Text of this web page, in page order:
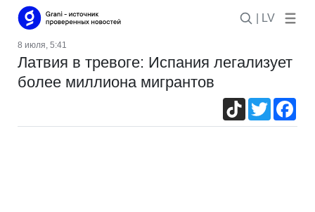
| LV
8 июля, 5:41
Латвия в тревоге: Испания легализует
более миллиона мигрантов
TikTokTwitter